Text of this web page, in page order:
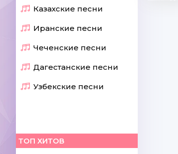
Казахские песни
Иранские песни
Чеченские песни
Дагестанские песни
Узбекские песни
ТОП ХИТОВ